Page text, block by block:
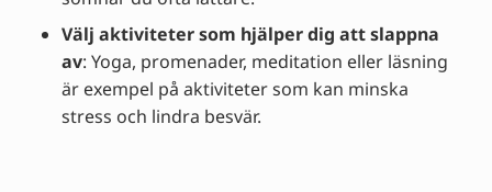
Välj aktiviteter som hjälper dig att slappna
av: Yoga, promenader, meditation eller läsning
är exempel på aktiviteter som kan minska
stress och lindra besvär.